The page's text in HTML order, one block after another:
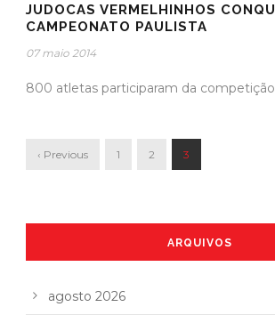
JUDOCAS VERMELHINHOS
CAMPEONATO PAULISTA
07 maio 2014
800 atletas participaram da competição
‹ Previous 1 2 3
ARQUIVOS
agosto 2026